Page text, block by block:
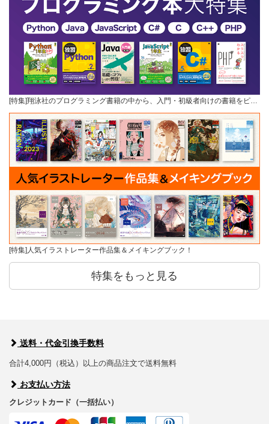
[特集]翔泳社のプログラミング書籍の中から、入門・初級者向けの書籍をピ…
[特集]人気イラストレーター作品集＆メイキングブック！
特集をもっと見る
送料・代金引換手数料
合計4,000円（税込）以上の商品注文で送料無料
お支払い方法
クレジットカード（一括払い）